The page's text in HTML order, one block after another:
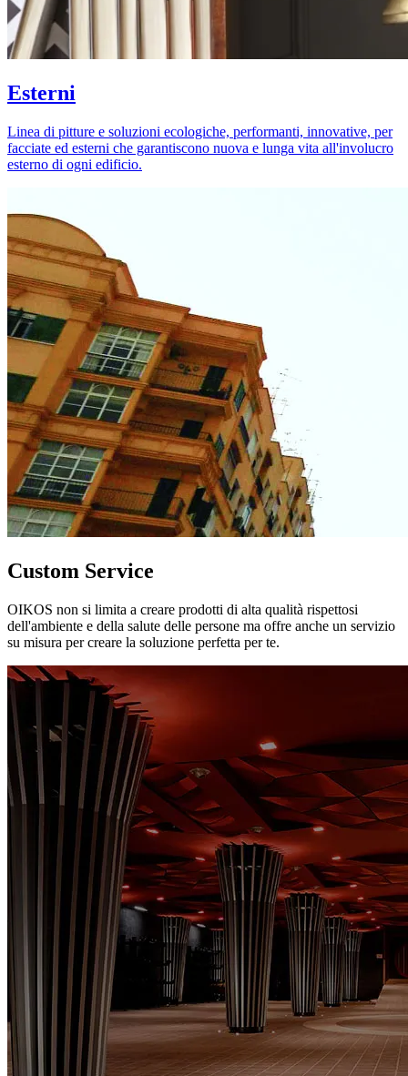
Esterni
Linea di pitture e soluzioni ecologiche, performanti, innovative, per
facciate ed esterni che garantiscono nuova e lunga vita all'involucro
esterno di ogni edificio.
Custom Service
OIKOS non si limita a creare prodotti di alta qualità rispettosi
dell'ambiente e della salute delle persone ma offre anche un servizio
su misura per creare la soluzione perfetta per te.